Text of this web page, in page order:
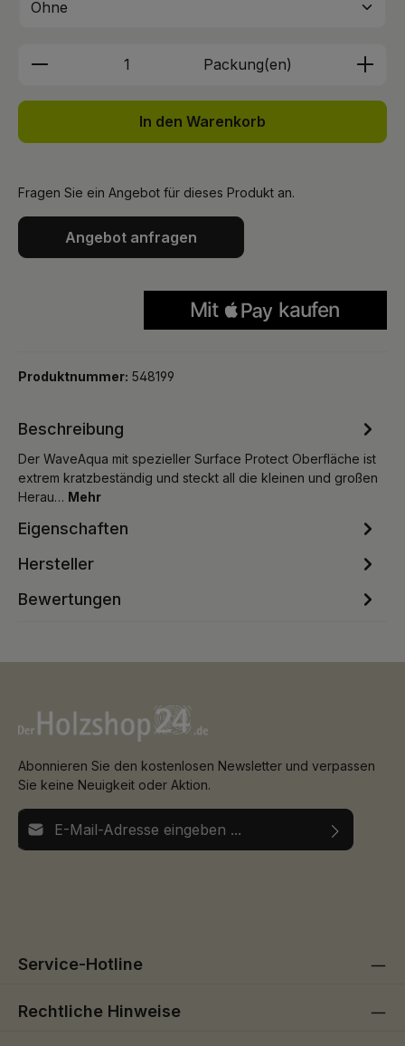
Produkt Anzahl: Gib den
Packung(en)
In den Warenkorb
Fragen Sie ein Angebot für dieses Produkt an.
Angebot anfragen
Produktnummer: 548199
Beschreibung
Der WaveAqua mit spezieller Surface Protect Oberfläche ist
extrem kratzbeständig und steckt all die kleinen und großen
Herau… Mehr
Eigenschaften
Hersteller
Bewertungen
Abonnieren Sie den kostenlosen Newsletter und verpassen
Sie keine Neuigkeit oder Aktion.
E-Mail-Adresse*
Service-Hotline
Rechtliche Hinweise